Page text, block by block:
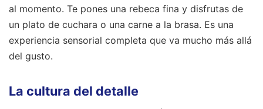
al momento. Te pones una rebeca fina y disfrutas de
un plato de cuchara o una carne a la brasa. Es una
experiencia sensorial completa que va mucho más allá
del gusto.
La cultura del detalle